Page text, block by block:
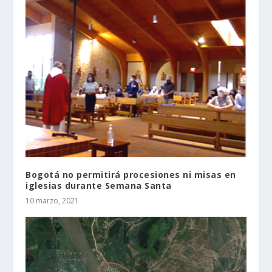
Bogotá no permitirá procesiones ni misas en
iglesias durante Semana Santa
10 marzo, 2021